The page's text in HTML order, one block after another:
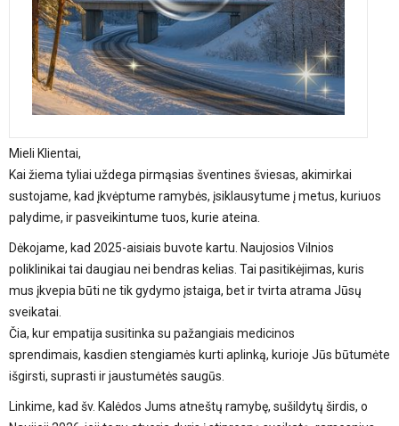
Mieli Klientai,
Kai žiema tyliai uždega pirmąsias šventines šviesas, akimirkai
sustojame, kad įkvėptume ramybės, įsiklausytume į metus, kuriuos
palydime, ir pasveikintume tuos, kurie ateina.
Dėkojame, kad 2025-aisiais buvote kartu. Naujosios Vilnios
poliklinikai tai daugiau nei bendras kelias. Tai pasitikėjimas, kuris
mus įkvepia būti ne tik gydymo įstaiga, bet ir tvirta atrama Jūsų
sveikatai.
Čia, kur empatija susitinka su pažangiais medicinos
sprendimais, kasdien stengiamės kurti aplinką, kurioje Jūs būtumėte
išgirsti, suprasti ir jaustumėtės saugūs.
Linkime, kad šv. Kalėdos Jums atneštų ramybę, sušildytų širdis, o